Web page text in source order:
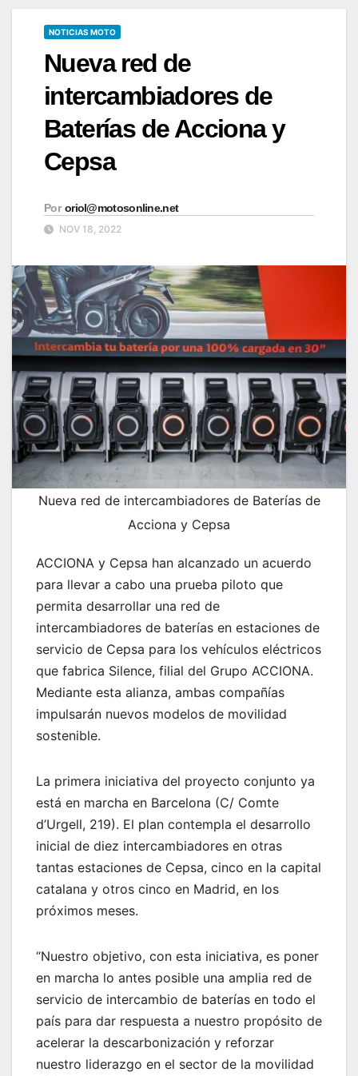
NOTICIAS MOTO
Nueva red de
intercambiadores de
Baterías de Acciona y
Cepsa
Por oriol@motosonline.net
NOV 18, 2022
Nueva red de intercambiadores de Baterías de
Acciona y Cepsa
ACCIONA y Cepsa han alcanzado un acuerdo
para llevar a cabo una prueba piloto que
permita desarrollar una red de
intercambiadores de baterías en estaciones de
servicio de Cepsa para los vehículos eléctricos
que fabrica Silence, filial del Grupo ACCIONA.
Mediante esta alianza, ambas compañías
impulsarán nuevos modelos de movilidad
sostenible.
La primera iniciativa del proyecto conjunto ya
está en marcha en Barcelona (C/ Comte
d’Urgell, 219). El plan contempla el desarrollo
inicial de diez intercambiadores en otras
tantas estaciones de Cepsa, cinco en la capital
catalana y otros cinco en Madrid, en los
próximos meses.
“Nuestro objetivo, con esta iniciativa, es poner
en marcha lo antes posible una amplia red de
servicio de intercambio de baterías en todo el
país para dar respuesta a nuestro propósito de
acelerar la descarbonización y reforzar
nuestro liderazgo en el sector de la movilidad